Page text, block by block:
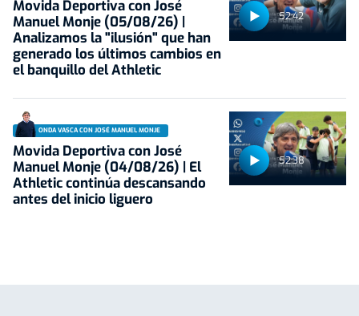
52:42
Movida Deportiva con José
Manuel Monje (05/08/26) |
Analizamos la "ilusión" que han
generado los últimos cambios en
el banquillo del Athletic
52:38
ONDA VASCA CON JOSÉ MANUEL MONJE
Movida Deportiva con José
Manuel Monje (04/08/26) | El
Athletic continúa descansando
antes del inicio liguero